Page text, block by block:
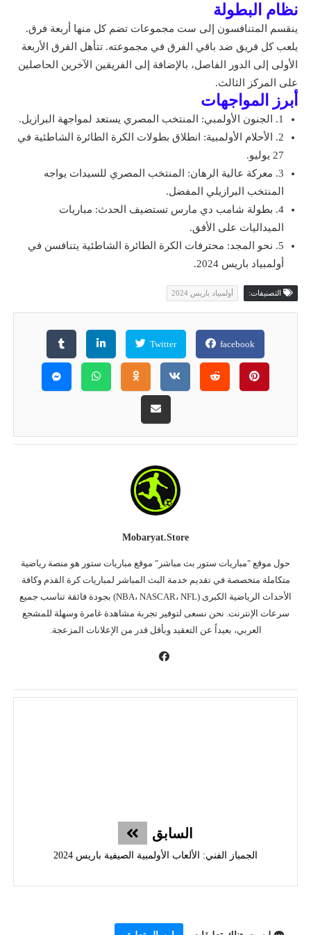
نظام البطولة
ينقسم المتنافسون إلى ست مجموعات تضم كل منها أربعة فرق.
يلعب كل فريق ضد باقي الفرق في مجموعته. تتأهل الفرق الأربعة
الأولى إلى الدور الفاصل، بالإضافة إلى الفريقين الآخرين الحاصلين
على المركز الثالث.
أبرز المواجهات
1. الجنون الأولمبي: المنتخب المصري يستعد لمواجهة البرازيل.
2. الأحلام الأولمبية: انطلاق بطولات الكرة الطائرة الشاطئية في
27 يوليو.
3. معركة عالية الرهان: المنتخب المصري للسيدات يواجه
المنتخب البرازيلي المفضل.
4. بطولة شامب دي مارس تستضيف الحدث: مباريات
الميداليات على الأفق.
5. نحو المجد: محترفات الكرة الطائرة الشاطئية يتنافسن في
أولمبياد باريس 2024.
التصنيفات: أولمبياد باريس 2024
facebook
Twitter
Mobaryat.store
حول موقع "مباريات ستور بث مباشر" موقع مباريات ستور هو منصة رياضية
متكاملة متخصصة في تقديم خدمة البث المباشر لمباريات كرة القدم وكافة
الأحداث الرياضية الكبرى (NBA، NASCAR، NFL) بجودة فائقة تناسب جميع
سرعات الإنترنت. نحن نسعى لتوفير تجربة مشاهدة غامرة وسهلة للمشجع
العربي، بعيداً عن التعقيد وبأقل قدر من الإعلانات المزعجة.
السابق
الجمباز الفني: الألعاب الأولمبية الصيفية باريس 2024